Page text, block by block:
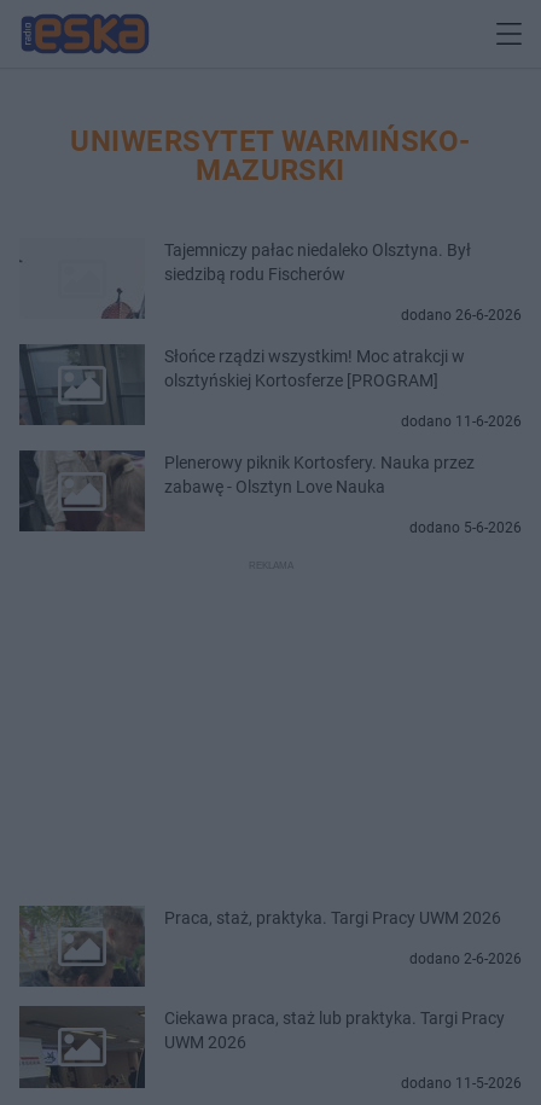
UNIWERSYTET WARMIŃSKO-
MAZURSKI
Tajemniczy pałac niedaleko Olsztyna. Był
siedzibą rodu Fischerów
dodano 26-6-2026
Słońce rządzi wszystkim! Moc atrakcji w
olsztyńskiej Kortosferze [PROGRAM]
dodano 11-6-2026
Plenerowy piknik Kortosfery. Nauka przez
zabawę - Olsztyn Love Nauka
dodano 5-6-2026
Praca, staż, praktyka. Targi Pracy UWM 2026
dodano 2-6-2026
Ciekawa praca, staż lub praktyka. Targi Pracy
UWM 2026
dodano 11-5-2026